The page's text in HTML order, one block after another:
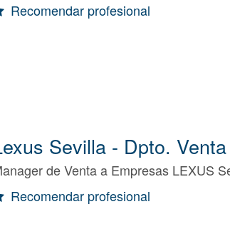
Recomendar profesional
Sevilla - Dpto.
de Venta a Empresas LEXUS
Recomendar profesional